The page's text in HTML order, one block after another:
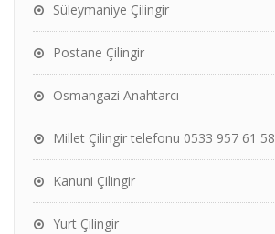
Süleymaniye Çilingir
Postane Çilingir
Osmangazi Anahtarcı
Millet Çilingir telefonu 0533 957 61 58
Kanuni Çilingir
Yurt Çilingir